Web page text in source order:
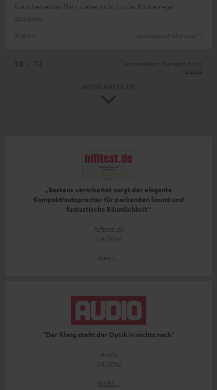
brauchen etwas Platz, daher nicht für das Bücherregal
geeignet.
Koen v.
(automatisch übersetzt *)
„Bestens verarbeitet sorgt der elegante
Kompaktlautsprecher für packenden Sound und
fantastische Räumlichkeit“
hifitest.de
04/2016
Mehr...
"Der Klang steht der Optik in nichts nach"
Audio
04/2016
Mehr...